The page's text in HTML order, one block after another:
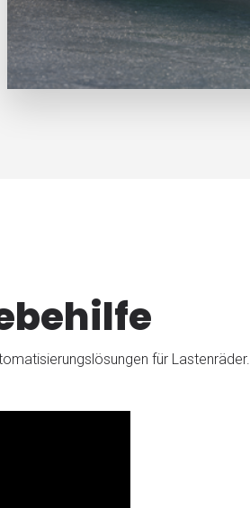
für Lastenräder.